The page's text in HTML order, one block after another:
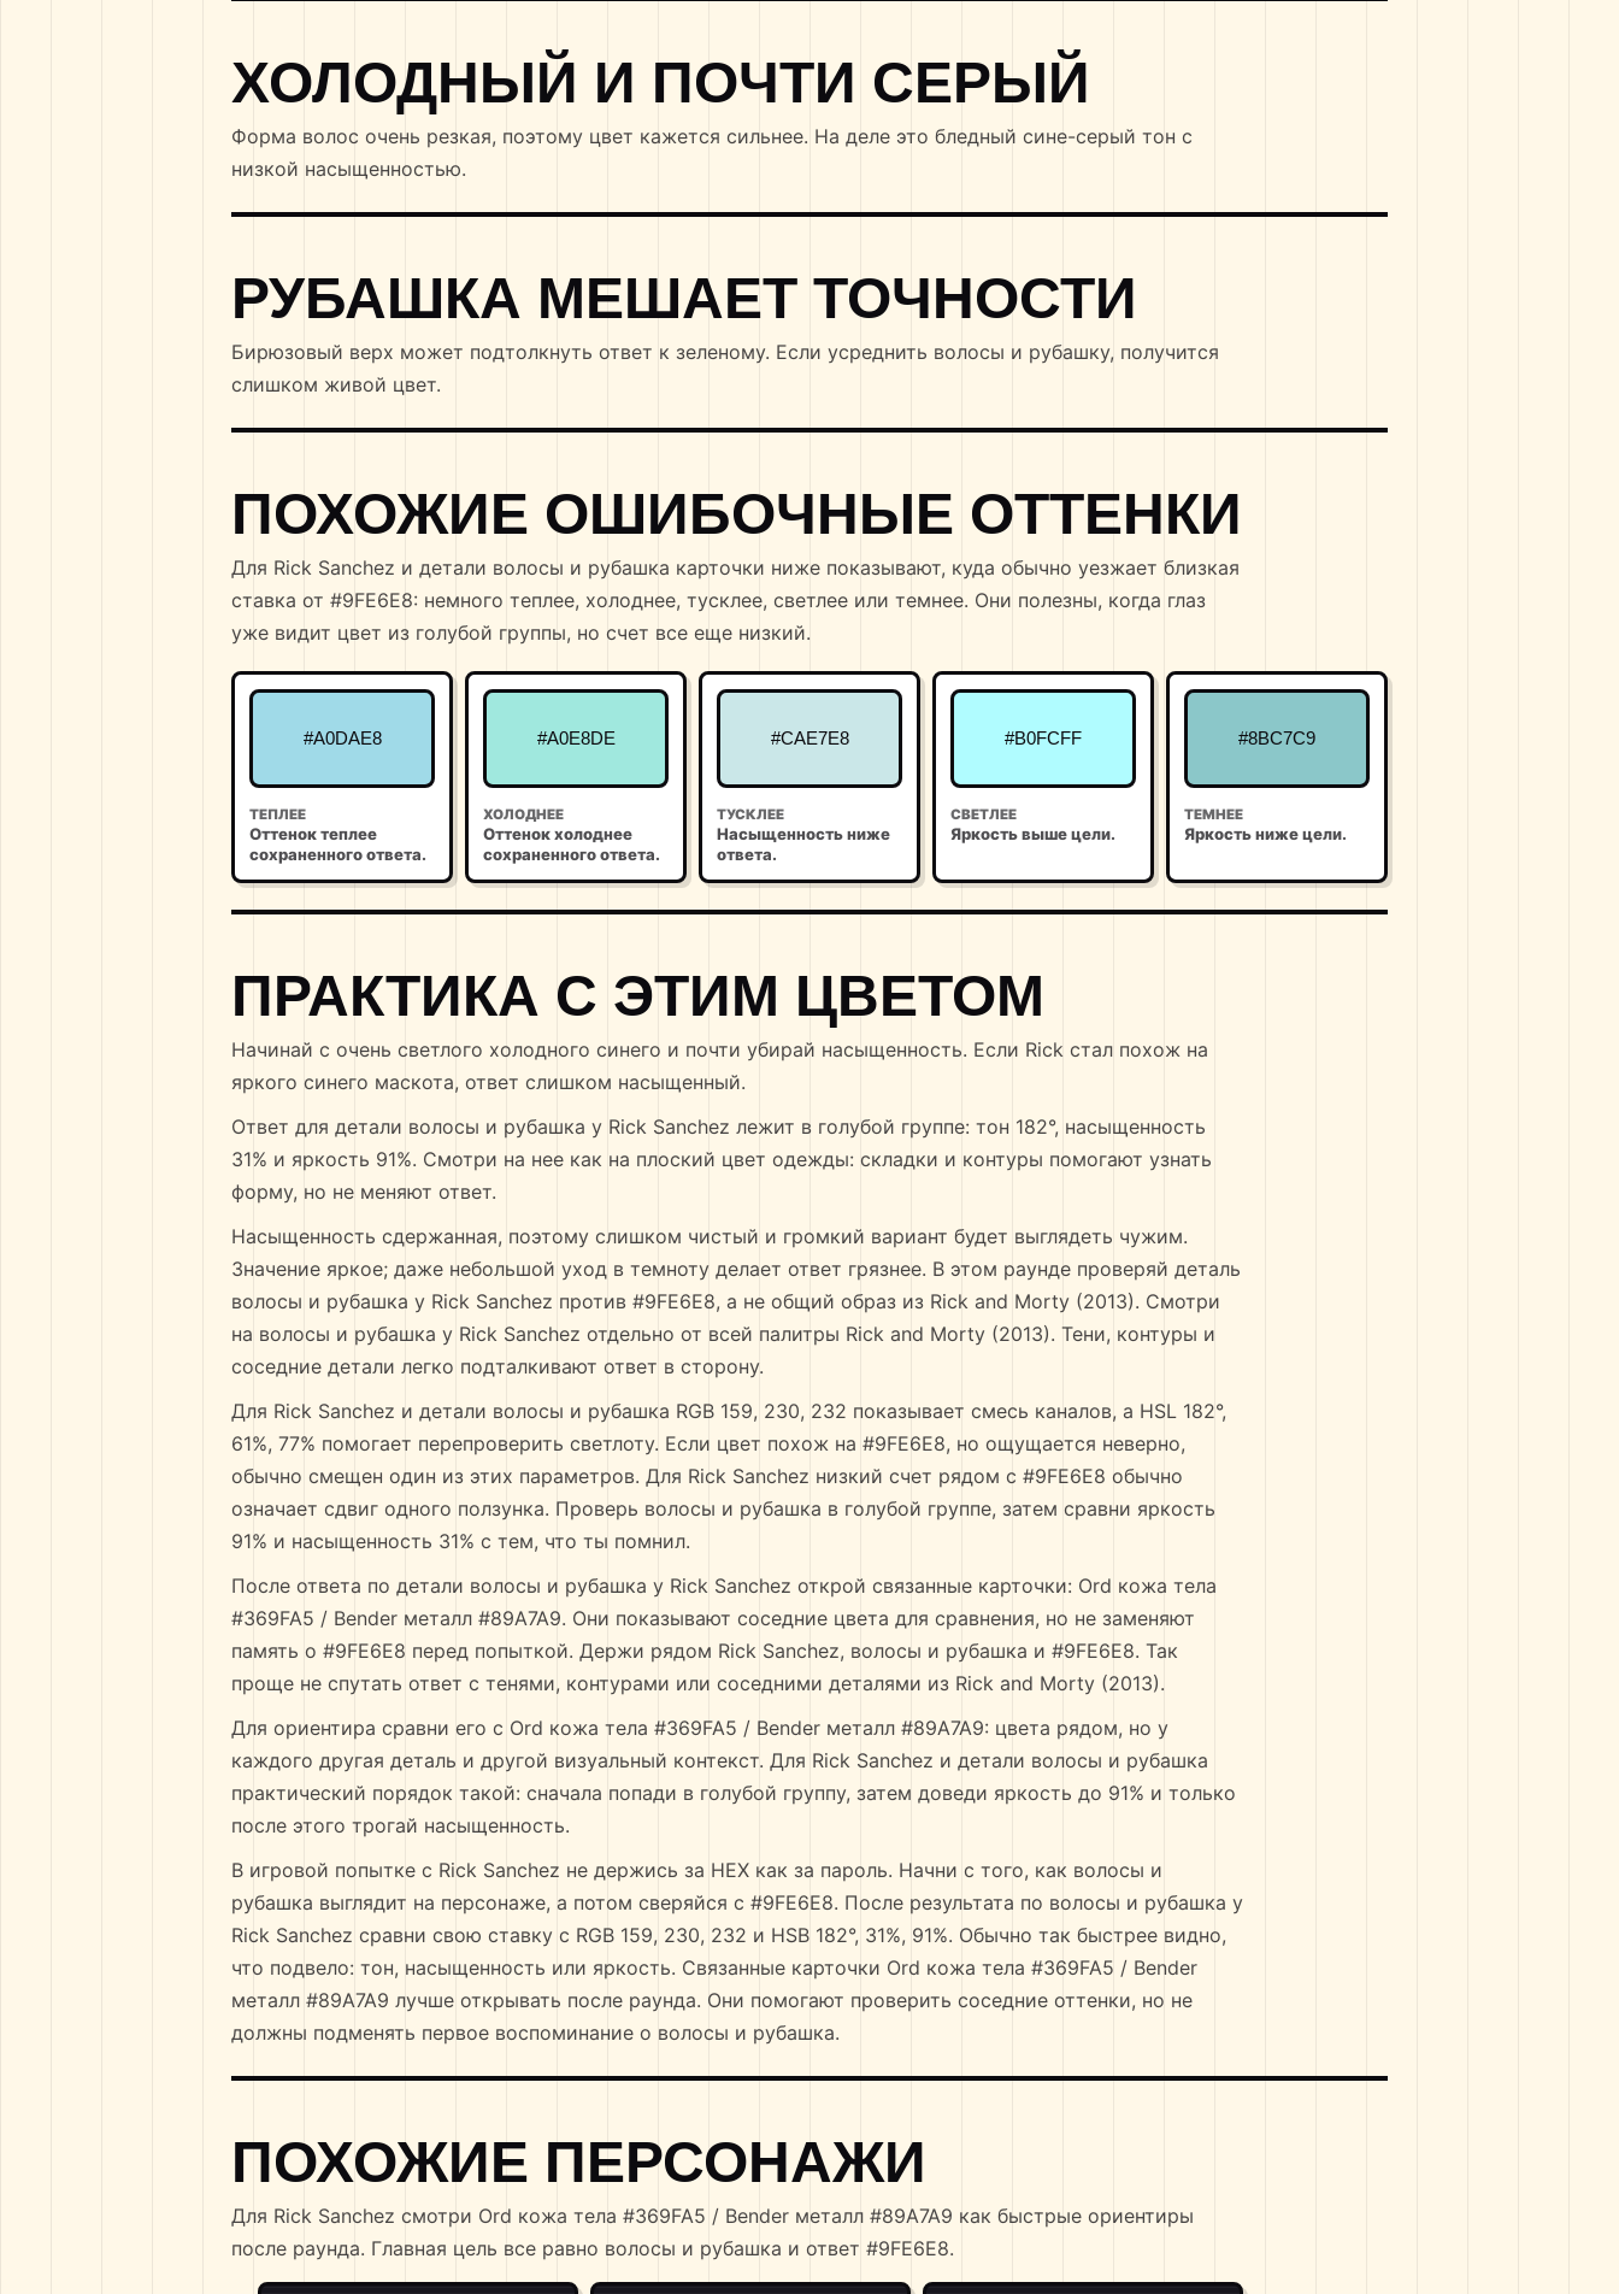
ХОЛОДНЫЙ И ПОЧТИ СЕРЫЙ
Форма волос очень резкая, поэтому цвет кажется сильнее. На деле это бледный сине-серый тон с
низкой насыщенностью.
РУБАШКА МЕШАЕТ ТОЧНОСТИ
Бирюзовый верх может подтолкнуть ответ к зеленому. Если усреднить волосы и рубашку, получится
слишком живой цвет.
ПОХОЖИЕ ОШИБОЧНЫЕ ОТТЕНКИ
Для Rick Sanchez и детали волосы и рубашка карточки ниже показывают, куда обычно уезжает близкая
ставка от #9FE6E8: немного теплее, холоднее, тусклее, светлее или темнее. Они полезны, когда глаз
уже видит цвет из голубой группы, но счет все еще низкий.
#A0DAE8
ТЕПЛЕЕ
Оттенок теплее
сохраненного ответа.
#A0E8DE
ХОЛОДНЕЕ
Оттенок холоднее
сохраненного ответа.
#CAE7E8
ТУСКЛЕЕ
Насыщенность ниже
ответа.
#B0FCFF
СВЕТЛЕЕ
Яркость выше цели.
#8BC7C9
ТЕМНЕЕ
Яркость ниже цели.
ПРАКТИКА С ЭТИМ ЦВЕТОМ
Начинай с очень светлого холодного синего и почти убирай насыщенность. Если Rick стал похож на
яркого синего маскота, ответ слишком насыщенный.
Ответ для детали волосы и рубашка у Rick Sanchez лежит в голубой группе: тон 182°, насыщенность
31% и яркость 91%. Смотри на нее как на плоский цвет одежды: складки и контуры помогают узнать
форму, но не меняют ответ.
Насыщенность сдержанная, поэтому слишком чистый и громкий вариант будет выглядеть чужим.
Значение яркое; даже небольшой уход в темноту делает ответ грязнее. В этом раунде проверяй деталь
волосы и рубашка у Rick Sanchez против #9FE6E8, а не общий образ из Rick and Morty (2013). Смотри
на волосы и рубашка у Rick Sanchez отдельно от всей палитры Rick and Morty (2013). Тени, контуры и
соседние детали легко подталкивают ответ в сторону.
Для Rick Sanchez и детали волосы и рубашка RGB 159, 230, 232 показывает смесь каналов, а HSL 182°,
61%, 77% помогает перепроверить светлоту. Если цвет похож на #9FE6E8, но ощущается неверно,
обычно смещен один из этих параметров. Для Rick Sanchez низкий счет рядом с #9FE6E8 обычно
означает сдвиг одного ползунка. Проверь волосы и рубашка в голубой группе, затем сравни яркость
91% и насыщенность 31% с тем, что ты помнил.
После ответа по детали волосы и рубашка у Rick Sanchez открой связанные карточки: Ord кожа тела
#369FA5 / Bender металл #89A7A9. Они показывают соседние цвета для сравнения, но не заменяют
память о #9FE6E8 перед попыткой. Держи рядом Rick Sanchez, волосы и рубашка и #9FE6E8. Так
проще не спутать ответ с тенями, контурами или соседними деталями из Rick and Morty (2013).
Для ориентира сравни его с Ord кожа тела #369FA5 / Bender металл #89A7A9: цвета рядом, но у
каждого другая деталь и другой визуальный контекст. Для Rick Sanchez и детали волосы и рубашка
практический порядок такой: сначала попади в голубой группу, затем доведи яркость до 91% и только
после этого трогай насыщенность.
В игровой попытке с Rick Sanchez не держись за HEX как за пароль. Начни с того, как волосы и
рубашка выглядит на персонаже, а потом сверяйся с #9FE6E8. После результата по волосы и рубашка у
Rick Sanchez сравни свою ставку с RGB 159, 230, 232 и HSB 182°, 31%, 91%. Обычно так быстрее видно,
что подвело: тон, насыщенность или яркость. Связанные карточки Ord кожа тела #369FA5 / Bender
металл #89A7A9 лучше открывать после раунда. Они помогают проверить соседние оттенки, но не
должны подменять первое воспоминание о волосы и рубашка.
ПОХОЖИЕ ПЕРСОНАЖИ
Для Rick Sanchez смотри Ord кожа тела #369FA5 / Bender металл #89A7A9 как быстрые ориентиры
после раунда. Главная цель все равно волосы и рубашка и ответ #9FE6E8.